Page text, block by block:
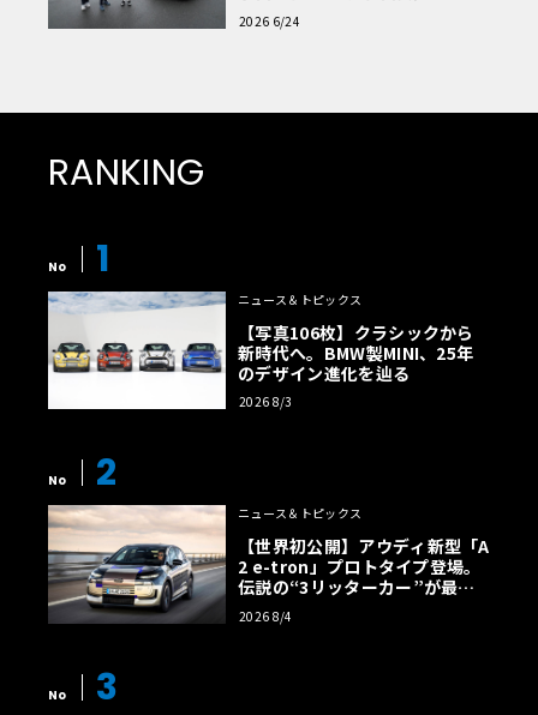
読者一気乗りレポート
2026 6/24
RANKING
No 1
ニュース＆トピックス
【写真106枚】クラシックから
新時代へ。BMW製MINI、25年
のデザイン進化を辿る
2026 8/3
No 2
ニュース＆トピックス
【世界初公開】アウディ新型「A
2 e-tron」プロトタイプ登場。
伝説の“3リッターカー”が最高
効率エントリーBEVとして復活
【画像38枚】
2026 8/4
No 3